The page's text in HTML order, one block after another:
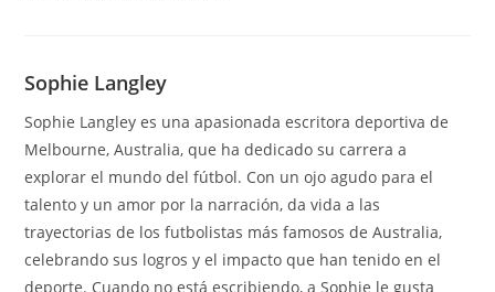
Sophie Langley
Sophie Langley es una apasionada escritora deportiva de
Melbourne, Australia, que ha dedicado su carrera a
explorar el mundo del fútbol. Con un ojo agudo para el
talento y un amor por la narración, da vida a las
trayectorias de los futbolistas más famosos de Australia,
celebrando sus logros y el impacto que han tenido en el
deporte. Cuando no está escribiendo, a Sophie le gusta